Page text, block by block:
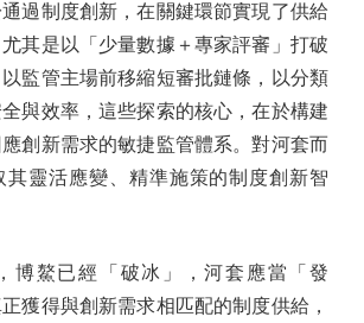
過制度創新，在關鍵環節實現了供給
其是以「少量數據＋專家評審」打破
監管主場前移縮短審批鏈條，以分類
與效率，這些探索的核心，在於構建
創新需求的敏捷監管體系。對河套而
其靈活應變、精準施策的制度創新智
鰲已經「破冰」，河套應當「發
獲得與創新需求相匹配的制度供給，